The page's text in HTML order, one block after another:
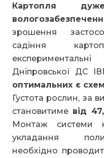
Картопля
зрошення
садіння
Дніпровської ДС
оптимальних є
Густота рослин, за
становитиме від
Монтаж системи
укладання
необхідно